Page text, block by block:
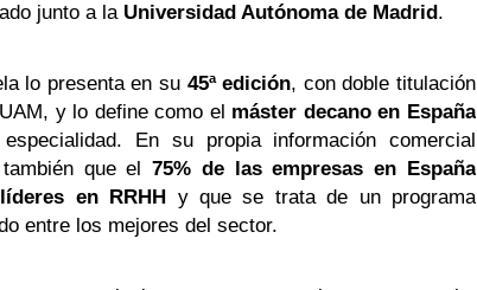
junto a la Universidad Autónoma de Madrid.
lo presenta en su 45ª edición, con doble titulación
y lo define como el máster decano en España
En su propia información comercial
también que el75% de las empresas en España
en RRHH y que se trata de un programa
entre los mejores del sector.